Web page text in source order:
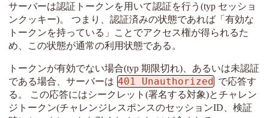
サーバーは認証トークンを用いて認証を行う(typ セッショ
ンクッキー)。 つまり、認証済みの状態であれば「有効な
トークンを持っている」ことでアクセス権が得られるた
め、この状態が通常の利用状態である。
トークンが有効でない場合(typ 期限切れ)、あるいは未認証
である場合、サーバーは 401 Unauthorized で応答す
る。 この応答にはシークレット(署名する対象)とチャレン
ジトークン(チャレンジレスポンスのセッションID、検証